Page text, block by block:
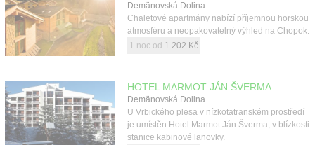
Demänovská Dolina
Chaletové apartmány nabízí příjemnou horskou
atmosféru a neopakovatelný výhled na Chopok.
1 noc od 1 202 Kč
HOTEL MARMOT JÁN ŠVERMA
Demänovská Dolina
U Vrbického plesa v nízkotatranském prostředí
je umístěn Hotel Marmot Ján Šverma, v blízkosti
stanice kabinové lanovky.